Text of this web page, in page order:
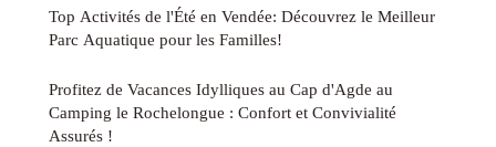
Top Activités de l'Été en Vendée: Découvrez le Meilleur
Parc Aquatique pour les Familles!
Profitez de Vacances Idylliques au Cap d'Agde au
Camping le Rochelongue : Confort et Convivialité
Assurés !